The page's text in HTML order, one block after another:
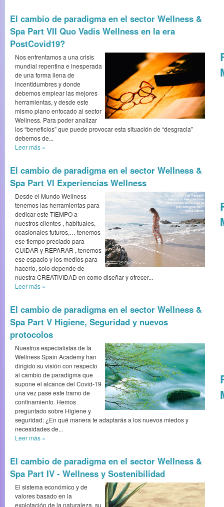
El cambio de paradigma en el sector Wellness &
Spa Part VII Quo Vadis Wellness en la era
PostCovid19?
Nos enfrentamos a una crisis
mundial repentina e inesperada
de una forma llena de
incentidumbres y donde
debemos emplear las mejores
herramientas, y desde este
mismo plano enfocado al sector
Wellness. Para poder analizar
los “beneficios” que puede provocar esta situación de “desgracia”
debemos de...
Leer más »
El cambio de paradigma en el sector Wellness &
Spa Part VI Experiencias Wellness
Desde el Mundo Wellness
tenemos las herramientas para
dedicar este TIEMPO a
nuestros clientes , habituales,
ocasionales futuros,… tenemos
ese tiempo preciado para
CUIDAR y REPARAR , tenemos
ese espacio y los medios para
hacerlo, solo depende de
nuestra CREATIVIDAD en como diseñar y ofrecer...
Leer más »
El cambio de paradigma en el sector Wellness &
Spa Part V Higiene, Seguridad y nuevos
protocolos
Nuestros especialistas de la
Wellness Spain Academy han
dirigido su visión con respecto
al cambio de paradigma que
supone el alcance del Covid-19
una vez pase este tramo de
confinamiento. Hemos
preguntado sobre Higiene y
seguridad: ¿En qué manera te adaptarás a los nuevos miedos y
necesidades de...
Leer más »
El cambio de paradigma en el sector Wellness &
Spa Part IV - Wellness y Sostenibilidad
El sistema económico y de
valores basado en la
explotación de la naturaleza, su